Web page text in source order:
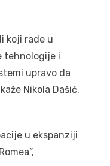
koji rade u
tehnologije i
upravo da
Nikola Dašić,
u ekspanziji